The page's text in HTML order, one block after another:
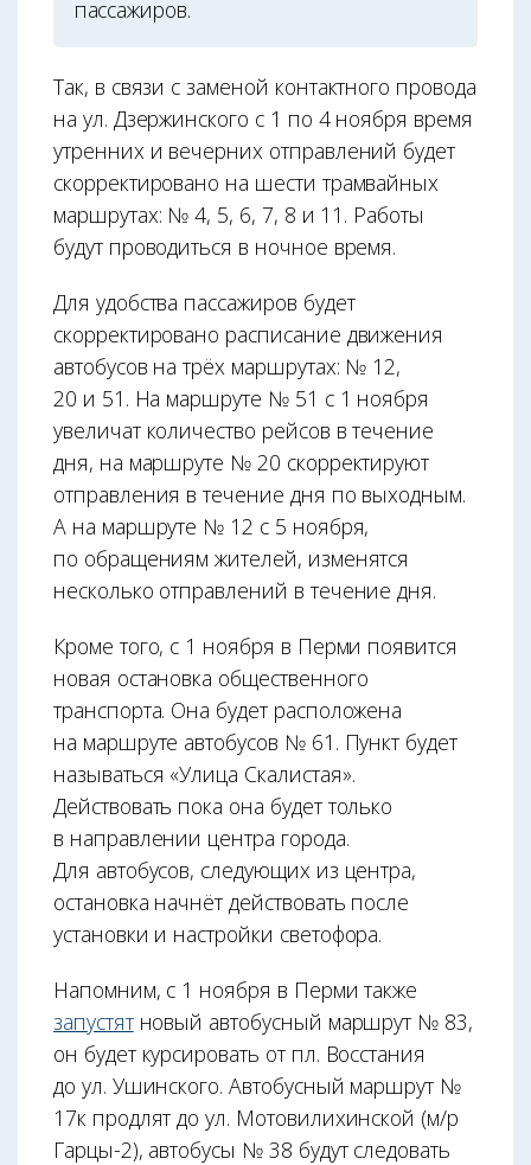
пассажиров.
Так, в связи с заменой контактного провода
на ул. Дзержинского с 1 по 4 ноября время
утренних и вечерних отправлений будет
скорректировано на шести трамвайных
маршрутах: № 4, 5, 6, 7, 8 и 11. Работы
будут проводиться в ночное время.
Для удобства пассажиров будет
скорректировано расписание движения
автобусов на трёх маршрутах: № 12,
20 и 51. На маршруте № 51 с 1 ноября
увеличат количество рейсов в течение
дня, на маршруте № 20 скорректируют
отправления в течение дня по выходным.
А на маршруте № 12 с 5 ноября,
по обращениям жителей, изменятся
несколько отправлений в течение дня.
Кроме того, с 1 ноября в Перми появится
новая остановка общественного
транспорта. Она будет расположена
на маршруте автобусов № 61. Пункт будет
называться «Улица Скалистая».
Действовать пока она будет только
в направлении центра города.
Для автобусов, следующих из центра,
остановка начнёт действовать после
установки и настройки светофора.
Напомним, с 1 ноября в Перми также
запустятновый автобусный маршрут № 83,
он будет курсировать от пл. Восстания
до ул. Ушинского. Автобусный маршрут №
17к продлят до ул. Мотовилихинской (м/р
Гарцы-2), автобусы № 38 будут следовать